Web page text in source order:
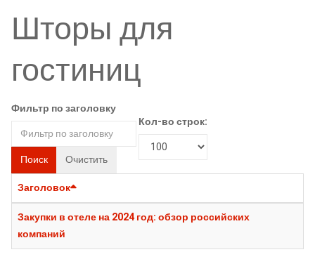
Шторы для
гостиниц
Фильтр по заголовку
Поиск Очистить
Кол-во строк:
Заголовок
Закупки в отеле на 2024 год: обзор российских
компаний